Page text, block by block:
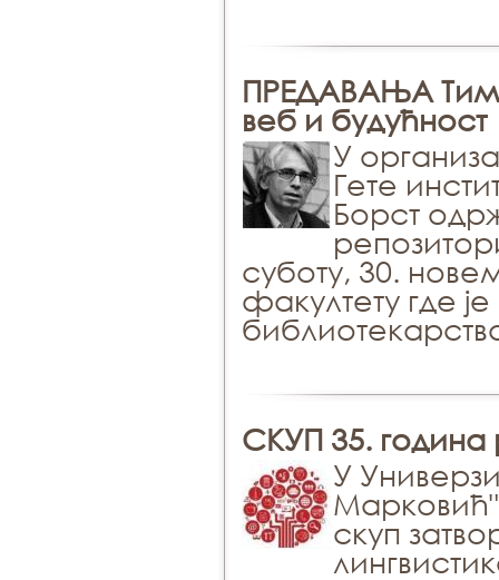
ПРЕДАВАЊА
веб и будућност
У
Гете
Борст
суботу, 30.
факултету где
СКУП 35. година
У
скуп